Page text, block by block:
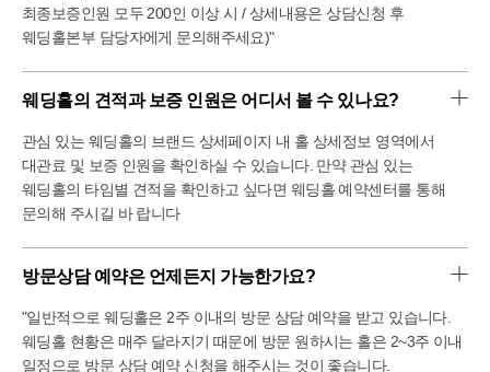
최종보증인원 모두 200인 이상 시 / 상세내용은 상담신청 후
웨딩홀본부 담당자에게 문의해주세요)"
웨딩홀의 견적과 보증 인원은 어디서 볼 수 있나요?
관심 있는 웨딩홀의 브랜드 상세페이지 내 홀 상세정보 영역에서
대관료 및 보증 인원을 확인하실 수 있습니다. 만약 관심 있는
웨딩홀의 타임별 견적을 확인하고 싶다면 웨딩홀 예약센터를 통해
문의해 주시길 바 랍니다
방문상담 예약은 언제든지 가능한가요?
"일반적으로 웨딩홀은 2주 이내의 방문 상담 예약을 받고 있습니다.
웨딩홀 현황은 매주 달라지기 때문에 방문 원하시는 홀은 2~3주 이내
일정으로 방문 상담 예약 신청을 해주시는 것이 좋습니다.